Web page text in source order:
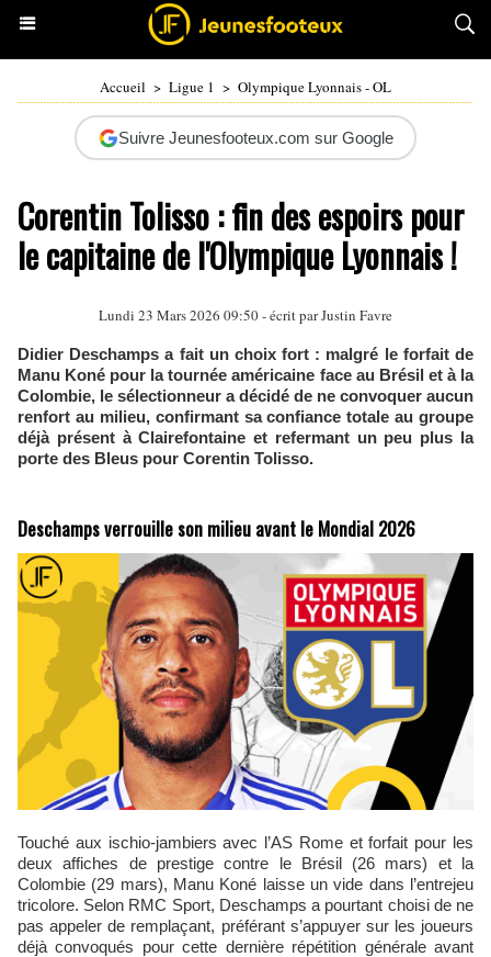
Accueil > Ligue 1 > Olympique Lyonnais - OL
Suivre Jeunesfooteux.com sur Google
Corentin Tolisso : fin des espoirs pour
le capitaine de l'Olympique Lyonnais !
Lundi 23 Mars 2026 09:50 - écrit parJustin Favre
Didier Deschamps a fait un choix fort : malgré le forfait de
Manu Koné pour la tournée américaine face au Brésil et à la
Colombie, le sélectionneur a décidé de ne convoquer aucun
renfort au milieu, confirmant sa confiance totale au groupe
déjà présent à Clairefontaine et refermant un peu plus la
porte des Bleus pour Corentin Tolisso.
Deschamps verrouille son milieu avant le Mondial 2026
Touché aux ischio-jambiers avec l’AS Rome et forfait pour les
deux affiches de prestige contre le Brésil (26 mars) et la
Colombie (29 mars), Manu Koné laisse un vide dans l’entrejeu
tricolore. Selon RMC Sport, Deschamps a pourtant choisi de ne
pas appeler de remplaçant, préférant s’appuyer sur les joueurs
déjà convoqués pour cette dernière répétition générale avant